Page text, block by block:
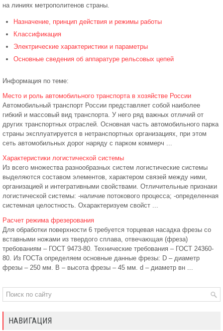
на линиях метрополитенов страны.
Назначение, принцип действия и режимы работы
Классификация
Электрические характеристики и параметры
Основные сведения об аппаратуре рельсовых цепей
Информация по теме:
Место и роль автомобильного транспорта в хозяйстве России
Автомобильный транспорт России представляет собой наиболее
гибкий и массовый вид транспорта. У него ряд важных отличий от
других транспортных отраслей. Основная часть автомобильного парка
страны эксплуатируется в нетранспортных организациях, при этом
сеть автомобильных дорог наряду с парком коммерч ...
Характеристики логистической системы
Из всего множества разнообразных систем логистические системы
выделяются составом элементов, характером связей между ними,
организацией и интегративными свойствами. Отличительные признаки
логистической системы: -наличие потокового процесса; -определенная
системная целостность. Охарактеризуем свойст ...
Расчет режима фрезерования
Для обработки поверхности 6 требуется торцевая насадка фрезы со
вставными ножами из твердого сплава, отвечающая (фреза)
требованиям – ГОСТ 9473-80. Технические требования – ГОСТ 24360-
80. Из ГОСТа определяем основные данные фрезы: D – диаметр
фрезы – 250 мм. B – высота фрезы – 45 мм. d – диаметр вн ...
НАВИГАЦИЯ